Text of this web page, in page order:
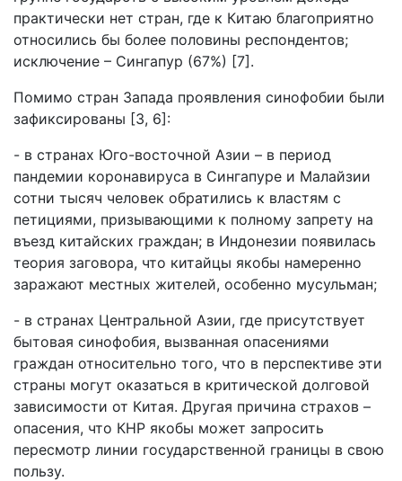
практически нет стран, где к Китаю благоприятно
относились бы более половины респондентов;
исключение – Сингапур (67%) [7].
Помимо стран Запада проявления синофобии были
зафиксированы [3, 6]:
- в странах Юго-восточной Азии – в период
пандемии коронавируса в Сингапуре и Малайзии
сотни тысяч человек обратились к властям с
петициями, призывающими к полному запрету на
въезд китайских граждан; в Индонезии появилась
теория заговора, что китайцы якобы намеренно
заражают местных жителей, особенно мусульман;
- в странах Центральной Азии, где присутствует
бытовая синофобия, вызванная опасениями
граждан относительно того, что в перспективе эти
страны могут оказаться в критической долговой
зависимости от Китая. Другая причина страхов –
опасения, что КНР якобы может запросить
пересмотр линии государственной границы в свою
пользу.